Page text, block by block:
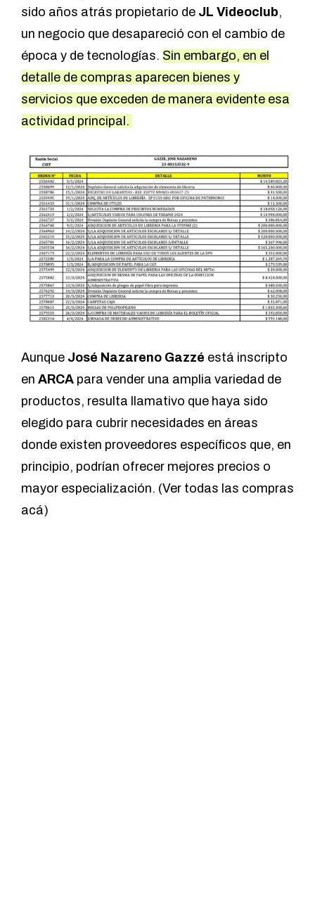
sido años atrás propietario de JL Videoclub,
un negocio que desapareció con el cambio de
época y de tecnologías. Sin embargo, en el
detalle de compras aparecen bienes y
servicios que exceden de manera evidente esa
actividad principal.
Aunque José Nazareno Gazzé está inscripto
en ARCA para vender una amplia variedad de
productos, resulta llamativo que haya sido
elegido para cubrir necesidades en áreas
donde existen proveedores específicos que, en
principio, podrían ofrecer mejores precios o
mayor especialización. (Ver todas las compras
acá)